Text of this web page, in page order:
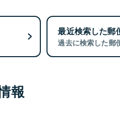
最近検索した郵
過去に検索した郵
報